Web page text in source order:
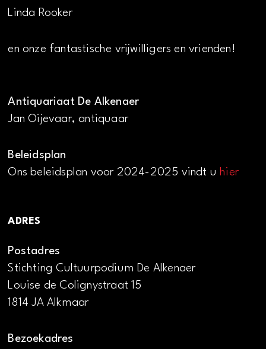
Linda Rooker
en onze fantastische vrijwilligers en vrienden!
Antiquariaat De Alkenaer
Jan Oijevaar, antiquaar
Beleidsplan
Ons beleidsplan voor 2024-2025 vindt u hier
ADRES
Postadres
Stichting Cultuurpodium De Alkenaer
Louise de Colignystraat 15
1814 JA Alkmaar
Bezoekadres